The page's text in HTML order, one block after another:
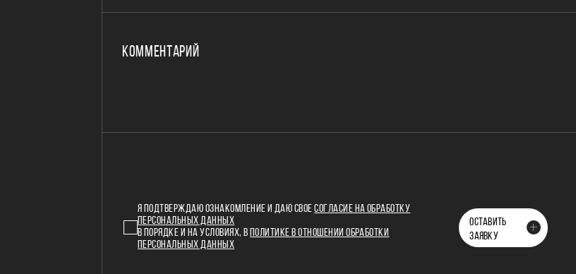
КОММЕНТАРИЙ
Я ПОДТВЕРЖДАЮ ОЗНАКОМЛЕНИЕ И ДАЮ СВОЕСОГЛАСИЕ НА ОБРАБОТКУ
ПЕРСОНАЛЬНЫХ ДАННЫХ
В ПОРЯДКЕ И НА УСЛОВИЯХ, В
ПОЛИТИКЕ В ОТНОШЕНИИ ОБРАБОТКИ
ПЕРСОНАЛЬНЫХ ДАННЫХ
ОСТАВИТЬ
ЗАЯВКУ